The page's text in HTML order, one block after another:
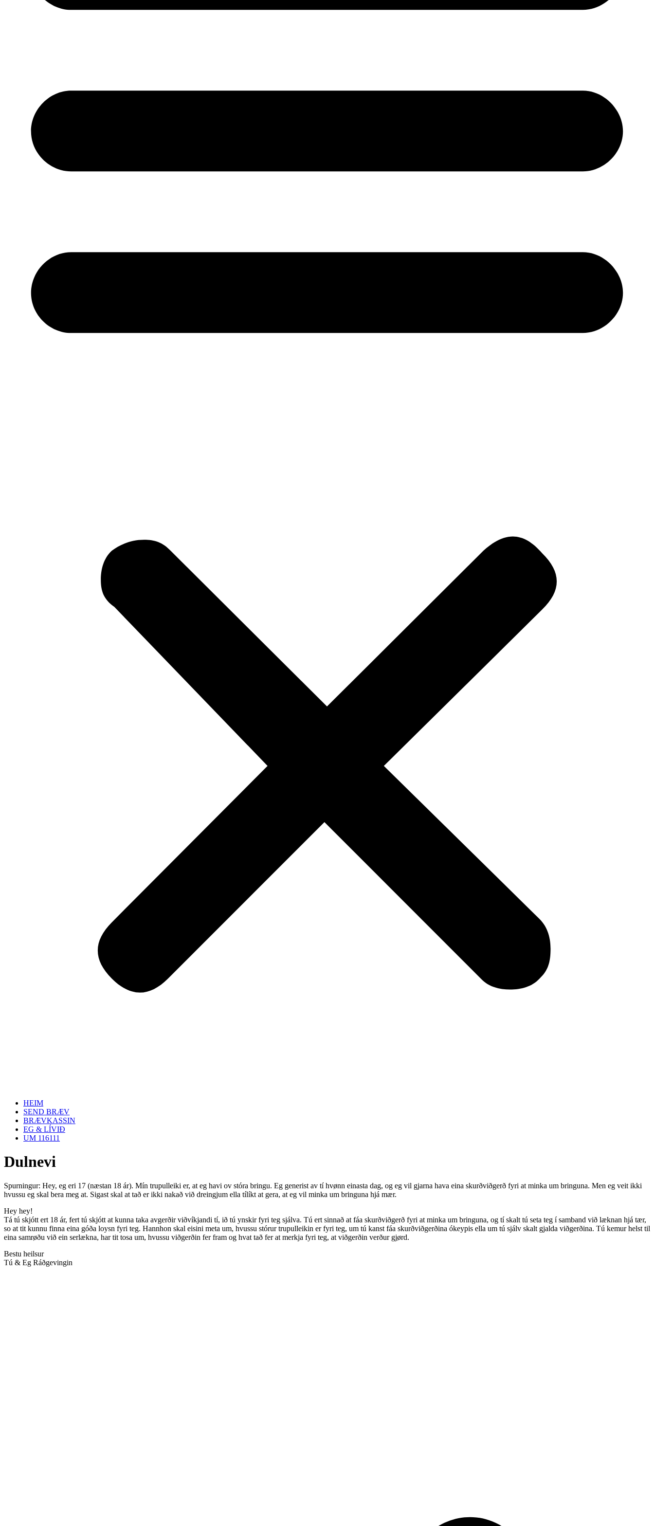
HEIM
SEND BRÆV
BRÆVKASSIN
EG & LÍVIÐ
UM 116111
Dulnevi
Spurningur: Hey, eg eri 17 (næstan 18 ár). Mín trupulleiki er, at eg havi ov stóra bringu. Eg generist av tí hvønn einasta dag, og eg vil gjarna hava eina skurðviðgerð fyri at minka um bringuna. Men eg veit ikki
hvussu eg skal bera meg at. Sigast skal at tað er ikki nakað við dreingjum ella tílíkt at gera, at eg vil minka um bringuna hjá mær.
Hey hey!
Tá tú skjótt ert 18 ár, fert tú skjótt at kunna taka avgerðir viðvíkjandi tí, ið tú ynskir fyri teg sjálva. Tú ert sinnað at fáa skurðviðgerð fyri at minka um bringuna, og tí skalt tú seta teg í samband við læknan hjá tær,
so at tit kunnu finna eina góða loysn fyri teg. Hannhon skal eisini meta um, hvussu stórur trupulleikin er fyri teg, um tú kanst fáa skurðviðgerðina ókeypis ella um tú sjálv skalt gjalda viðgerðina. Tú kemur helst til
eina samrøðu við ein serlækna, har tit tosa um, hvussu viðgerðin fer fram og hvat tað fer at merkja fyri teg, at viðgerðin verður gjørd.
Bestu heilsur
Tú & Eg Ráðgevingin